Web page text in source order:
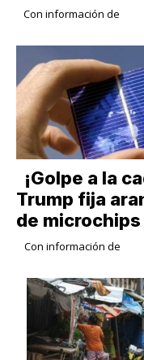
Con información de
¡Golpe a la
Trump fija
de
Con información de